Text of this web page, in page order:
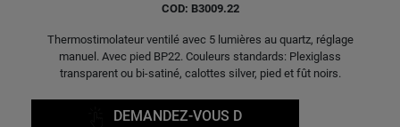
COD: B3009.22
Thermostimolateur ventilé avec 5 lumières au quartz, réglage
manuel. Avec pied BP22. Couleurs standards: Plexiglass
transparent ou bi-satiné, calottes silver, pied et fût noirs.
DEMANDEZ-VOUS D